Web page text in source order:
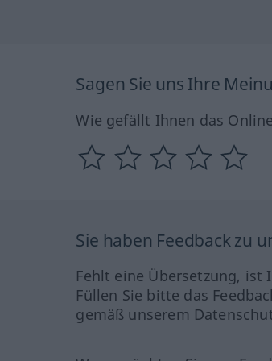
Sagen Sie uns Ihre
Wie gefällt Ihnen das
Sie haben Feedback zu
Fehlt eine Übersetzung, ist
Füllen Sie bitte das
gemäß unserem